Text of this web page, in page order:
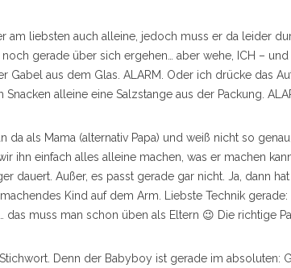
am liebsten auch alleine, jedoch muss er da leider
noch gerade über sich ergehen… aber wehe, ICH –
Gabel aus dem Glas. ALARM. Oder ich drücke das
alleine eine Salzstange aus der Packung.
da als Mama (alternativ Papa) und weiß nicht so
ihn einfach alles alleine machen, was er machen
dauert. Außer, es passt gerade gar nicht. Ja, dann
Kind auf dem Arm. Liebste Technik
das muss man schon üben als Eltern 😉 Die richtige
Denn der Babyboy ist gerade im absoluten: